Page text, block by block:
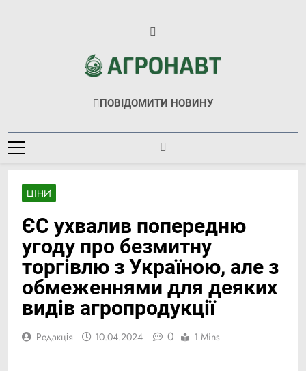
Агронавт
Новини Українського Агробізнесу
ПОВІДОМИТИ НОВИНУ
ЦІНИ
ЄС ухвалив попередню
угоду про безмитну
торгівлю з Україною, але з
обмеженнями для деяких
видів агропродукції
Редакція 10.04.2024 0 1 Mins